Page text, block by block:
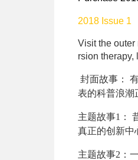
2018 Issue 1
Visit the outer
rsion therapy,
封面故事：
表的科普浪潮
主题故事1 ：
真正的创新中
主题故事2：